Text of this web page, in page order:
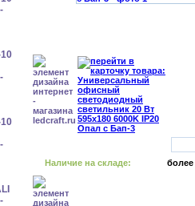
Наличие на складе: более